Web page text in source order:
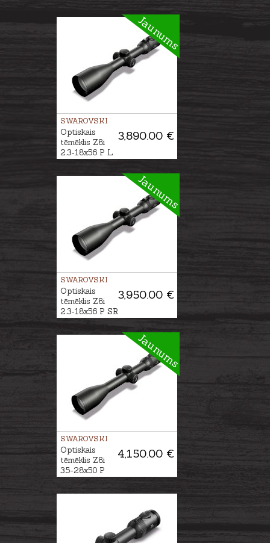
Jaunums
SWAROVSKI
3,890.00 €
Optiskais
tēmēklis Z8i
2.3-18x56 P L
Jaunums
SWAROVSKI
3,950.00 €
Optiskais
tēmēklis Z8i
2.3-18x56 P SR
Jaunums
SWAROVSKI
4,150.00 €
Optiskais
tēmēklis Z8i
3.5-28x50 P